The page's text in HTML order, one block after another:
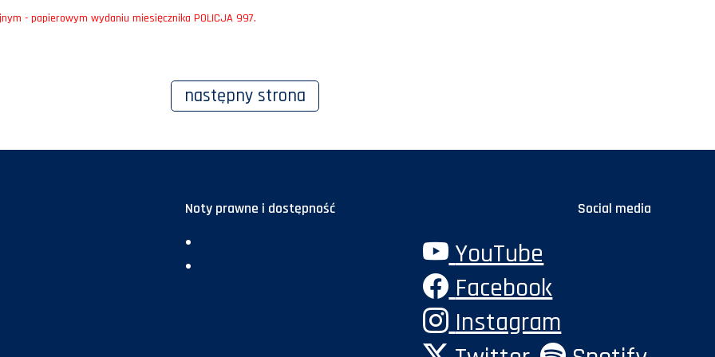
- papierowym wydaniu miesięcznika POLICJA 997.
następny strona
Noty prawne i dostępność Social media
YouTube
Facebook
Instagram